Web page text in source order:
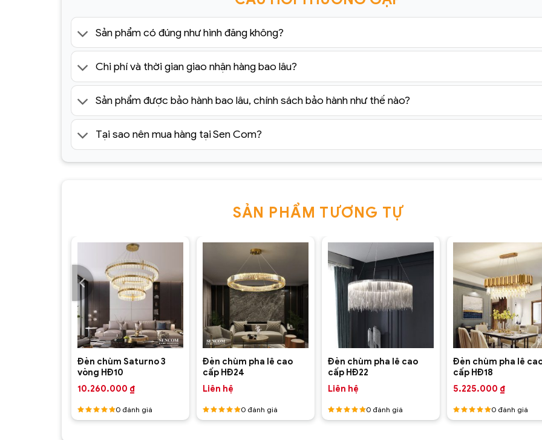
Đèn chùm pha lê cao cấp HĐ12(1)
Sản phẩm có đúng như hình đăng không?
Chi phí và thời gian giao nhận hàng bao lâu?
Sản phẩm được bảo hành bao lâu, chính sách bảo hành như thế nào?
Tại sao nên mua hàng tại Sen Com?
SẢN PHẨM TƯƠNG TỰ
+
Đèn chùm Saturno 3
vòng HĐ10
10.260.000 ₫
Được
0 đánh giá
+
Đèn chùm pha lê cao
cấp HĐ24
Liên hệ
Được
0đánh giá
Đèn chùm pha lê cao
cấp HĐ22
Liên hệ
Được
0đánh giá
+
Đèn chùm pha lê
cấp HĐ18
5.225.000 ₫
Được
0đánh giá